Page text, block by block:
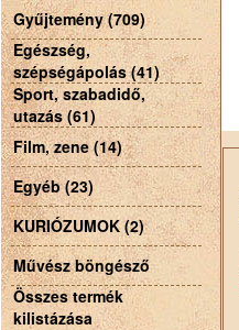
Gyűjtemény (709)
Egészség,
szépségápolás (41)
Sport, szabadidő,
utazás (61)
Film, zene (14)
Egyéb (23)
KURIÓZUMOK (2)
Művész böngésző
Összes termék
kilistázása